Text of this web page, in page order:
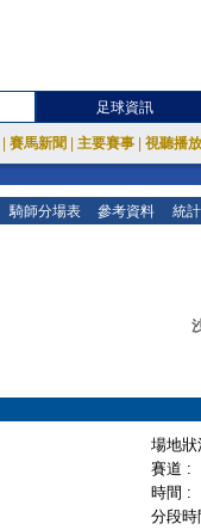
足球資訊
賽馬新聞 主要賽事 視聽播
騎師分場表 參考資料 統
場地
賽道 :
時間 :
分段